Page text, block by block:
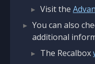
Visit the
You can also
additional
The Recalbox